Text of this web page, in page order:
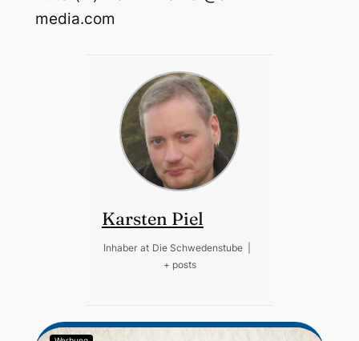
media.com
Karsten Piel
Inhaber at Die Schwedenstube
+ posts